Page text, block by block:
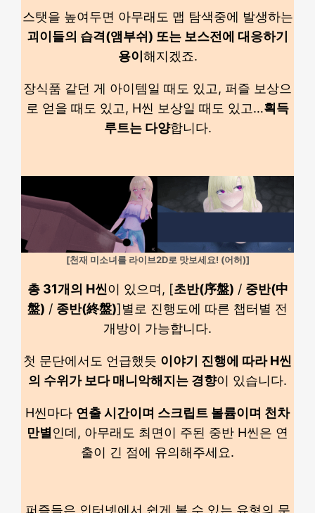
스탯을 높여두면 아무래도 맵 탐색중에 발생하는
괴이들의 습격(앰부쉬) 또는 보스전에 대응하기
용이 해지겠죠.
장식품 같던 게 아이템일 때도 있고, 퍼즐 보상으
로 얻을 때도 있고, H씬 보상일 때도 있고…획득
루트는 다양합니다.
[천재 미소녀를 라이브2D로 맛보세요! (어허)]
총 31개의 H씬이 있으며, [초반(序盤) / 중반(中
盤) / 종반(終盤)]별로 진행도에 따른 챕터별 전
개방이 가능합니다.
첫 문단에서도 언급했듯 이야기 진행에 따라 H씬
의 수위가 보다 매니악해지는 경향이 있습니다.
H씬마다 연출 시간이며 스크립트 볼륨이며 천차
만별인데, 아무래도 최면이 주된 중반 H씬은 연
출이 긴 점에 유의해주세요.